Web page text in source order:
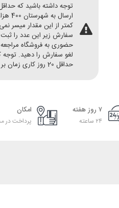
توجه داشته باشید که
کمتر از این مقدار میسر
سفارش زیر این عدد را
حضوری به فروشگاه
لغو سفارش را دهید.
حداقل 20 روز کاری زمان بر می باشد.
۷ روز هفته
۲۴ ساعته
امکان
پرداخت در